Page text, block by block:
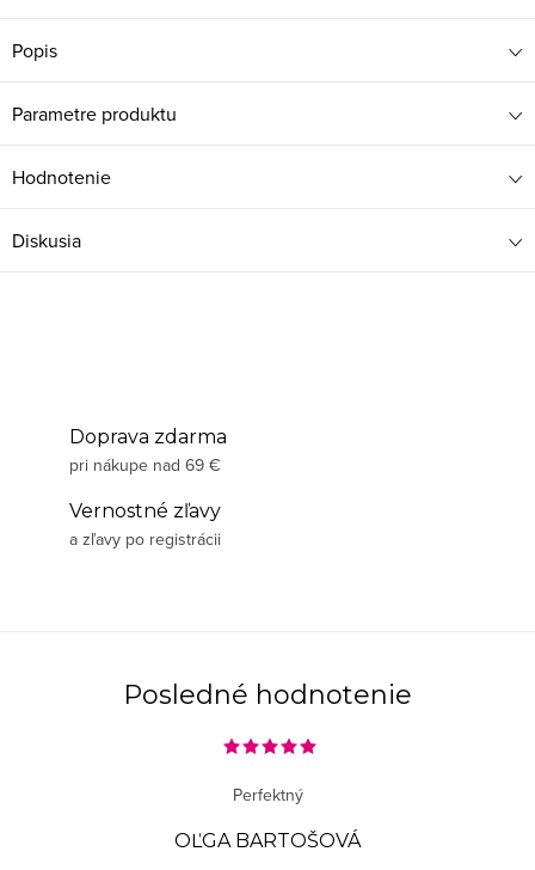
Popis
Parametre produktu
Hodnotenie
Diskusia
Doprava zdarma
pri nákupe nad 69 €
Vernostné zľavy
a zľavy po registrácii
Posledné hodnotenie
Perfektný
OĽGA BARTOŠOVÁ